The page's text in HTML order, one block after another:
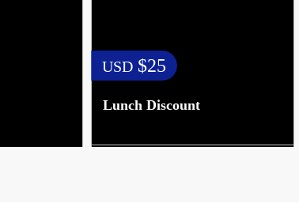
USD$25
Lunch Discount